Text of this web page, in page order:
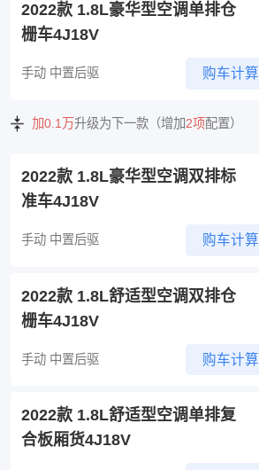
2022款 1.8L豪华型空调单排仓
栅车4J18V
手动 中置后驱 购车计算
加0.1万升级为下一款（增加2项配置）
2022款 1.8L豪华型空调双排标
准车4J18V
手动 中置后驱 购车计算
2022款 1.8L舒适型空调双排仓
栅车4J18V
手动 中置后驱 购车计算
2022款 1.8L舒适型空调单排复
合板厢货4J18V